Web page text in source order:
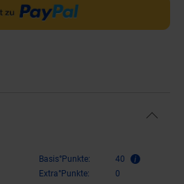
Basis°Punkte:
40
Extra°Punkte:
0